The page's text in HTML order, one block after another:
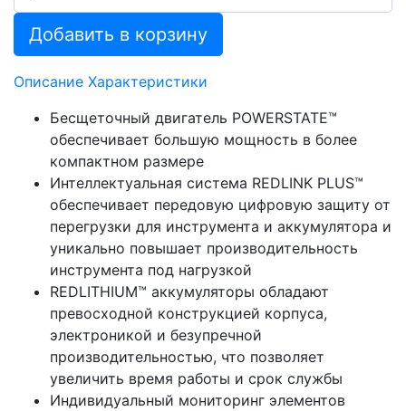
Добавить в корзину
Описание Характеристики
Бесщеточный двигатель POWERSTATE™
обеспечивает большую мощность в более
компактном размере
Интеллектуальная система REDLINK PLUS™
обеспечивает передовую цифровую защиту от
перегрузки для инструмента и аккумулятора и
уникально повышает производительность
инструмента под нагрузкой
REDLITHIUM™ аккумуляторы обладают
превосходной конструкцией корпуса,
электроникой и безупречной
производительностью, что позволяет
увеличить время работы и срок службы
Индивидуальный мониторинг элементов